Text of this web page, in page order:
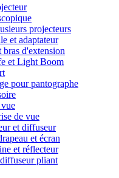
projecteurs
et adaptateur
d'extension
et Light Boom
pour pantographe
de vue
et diffuseur
et écran
et réflecteur
pliant